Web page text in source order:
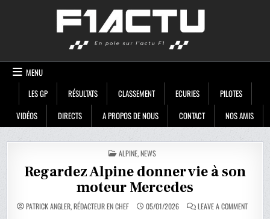
MENU
LES GP
RÉSULTATS CLASSEMENT ECURIES
PILOTES
VIDÉOS
DIRECTS A PROPOS DE NOUS CONTACT NOS AMIS
POSTED
IN
ALPINE,NEWS
Regardez Alpine donner vie à son
moteur Mercedes
PATRICK ANGLER, RÉDACTEUR EN CHEF 05/01/2026 LEAVE A COMMENTON